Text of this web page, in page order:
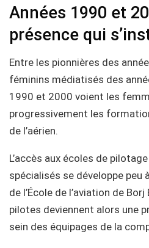
Années 1990 et
présence qui
Entre les pionnières des
féminins médiatisés des
1990 et 2000 voient les
progressivement les
de l’aérien.
L’accès aux écoles de
spécialisés se développe peu
de l’École de l’aviation de
pilotes deviennent alors une
sein des équipages de la